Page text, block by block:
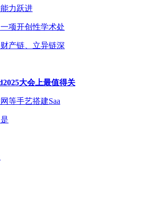
力跃进
项开创性学术处
产链、立异链深
大会上最值得关
等手艺搭建Saa